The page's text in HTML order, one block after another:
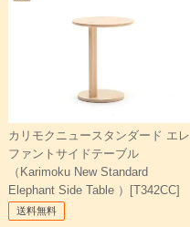
カリモクニュースタンダード エレ
ファントサイドテーブル
（Karimoku New Standard
Elephant Side Table ）[T342CC]
送料無料